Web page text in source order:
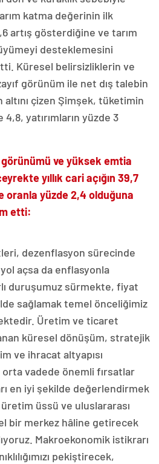
katma değerinin ilk
artış gösterdiğine ve tarım
desteklemesini
Küresel belirsizliklerin ve
görünüm ile net dış talebin
altını çizen Şimşek, tüketimin
yatırımların yüzde 3
ve yüksek emtia
yıllık cari açığın 39,7
oranla yüzde 2,4 olduğuna
etti:
dezenflasyon sürecinde
açsa da enflasyonla
duruşumuz sürmekte, fiyat
sağlamak temel önceliğimiz
Üretim ve ticaret
küresel dönüşüm, stratejik
ve ihracat altyapısı
vadede önemli fırsatlar
en iyi şekilde değerlendirmek
üretim üssü ve uluslararası
bir merkez hâline getirecek
Makroekonomik istikrarı
pekiştirecek,